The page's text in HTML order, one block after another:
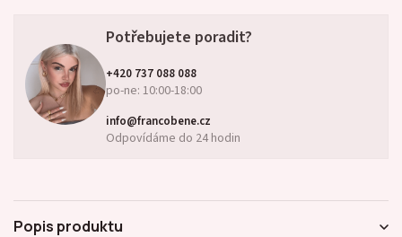
Potřebujete poradit?
+420 737 088 088
po-ne: 10:00-18:00
info@francobene.cz
Odpovídáme do 24 hodin
Popis produktu